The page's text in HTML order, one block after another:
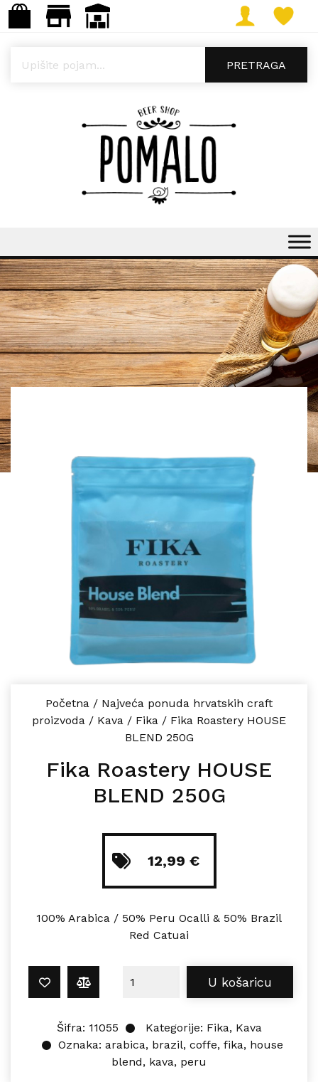
PRETRAGA
Početna / Najveća ponuda hrvatskih craft
proizvoda / Kava / Fika / Fika Roastery HOUSE
BLEND 250G
Fika Roastery HOUSE
BLEND 250G
12,99 €
100% Arabica / 50% Peru Ocalli & 50% Brazil
Red Catuai
Fika Roastery HOUSE BLEND 250G
U košaricu
Šifra: 11055 Kategorije: Fika, Kava
Oznaka: arabica, brazil, coffe, fika, house
blend, kava, peru